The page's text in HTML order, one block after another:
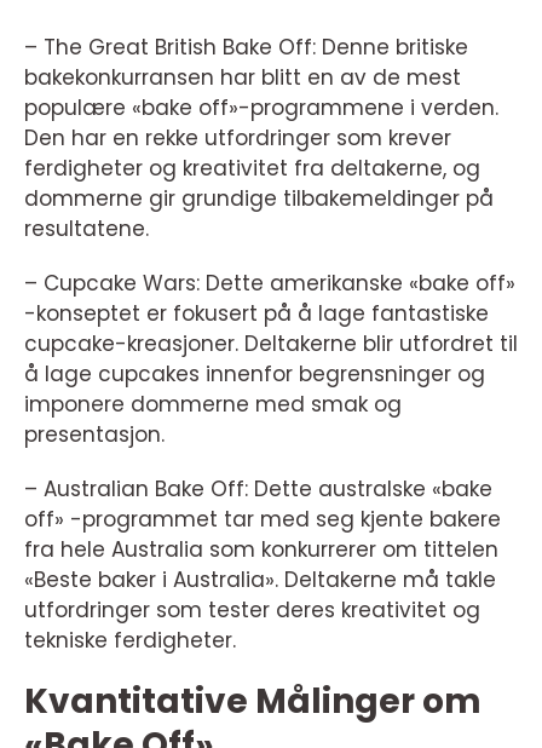
– The Great British Bake Off: Denne britiske
bakekonkurransen har blitt en av de mest
populære «bake off»-programmene i verden.
Den har en rekke utfordringer som krever
ferdigheter og kreativitet fra deltakerne, og
dommerne gir grundige tilbakemeldinger på
resultatene.
– Cupcake Wars: Dette amerikanske «bake off»
-konseptet er fokusert på å lage fantastiske
cupcake-kreasjoner. Deltakerne blir utfordret til
å lage cupcakes innenfor begrensninger og
imponere dommerne med smak og
presentasjon.
– Australian Bake Off: Dette australske «bake
off» -programmet tar med seg kjente bakere
fra hele Australia som konkurrerer om tittelen
«Beste baker i Australia». Deltakerne må takle
utfordringer som tester deres kreativitet og
tekniske ferdigheter.
Kvantitative Målinger om